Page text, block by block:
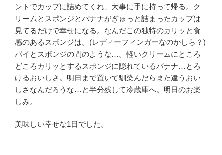
ントでカップに詰めてくれ、大事に手に持って帰る。ク
リームとスポンジとバナナがぎゅっと詰まったカップは
見てるだけで幸せになる。なんだこの独特のカリッと食
感のあるスポンジは。(レディーフィンガーなのかしら？)
パイとスポンジの間のような…。軽いクリームにところ
どころカリッとするスポンジに隠れているバナナ…とろ
けるおいしさ。明日まで置いて馴染んだらまた違うおい
しさなんだろうな…と半分残して冷蔵庫へ。明日のお楽
しみ。
美味しい幸せな1日でした。